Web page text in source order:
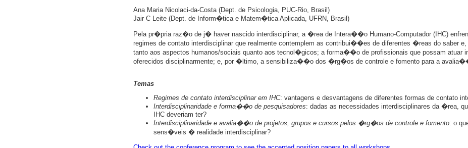
Ana Maria Nicolaci-da-Costa (Dept. de Psicologia, PUC-Rio, Brasil)
Jair C Leite (Dept. de Inform�tica e Matem�tica Aplicada, UFRN, Brasil)
Pela pr�pria raz�o de j� haver nascido interdisciplinar, a �rea de Intera��o Humano-Computador (IHC)
regimes de contato interdisciplinar que realmente contemplem as contribui��es de diferentes �reas do
tanto aos aspectos humanos/sociais quanto aos tecnol�gicos; a forma��o de profissionais que possam atuar
oferecidos disciplinarmente; e, por �ltimo, a sensibiliza��o dos �rg�os de controle e fomento para a
Temas
Regimes de contato interdisciplinar em IHC: vantagens e desvantagens de diferentes formas de contato
Interdisciplinaridade e forma��o de pesquisadores: dadas as necessidades interdisciplinares da �rea,
IHC deveriam ter?
Interdisciplinaridade e avalia��o de projetos, grupos e cursos pelos �rg�os de controle e fomento: o
sens�veis � realidade interdisciplinar?